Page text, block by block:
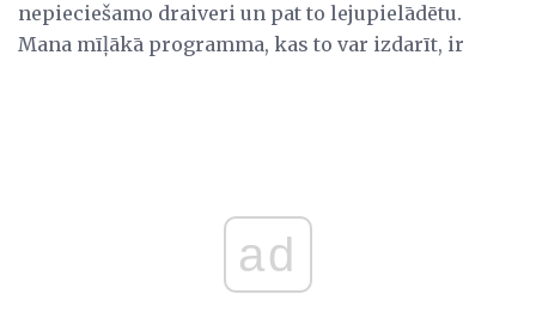
nepieciešamo draiveri un pat to lejupielādētu.
Mana mīļākā programma, kas to var izdarīt, ir
ad